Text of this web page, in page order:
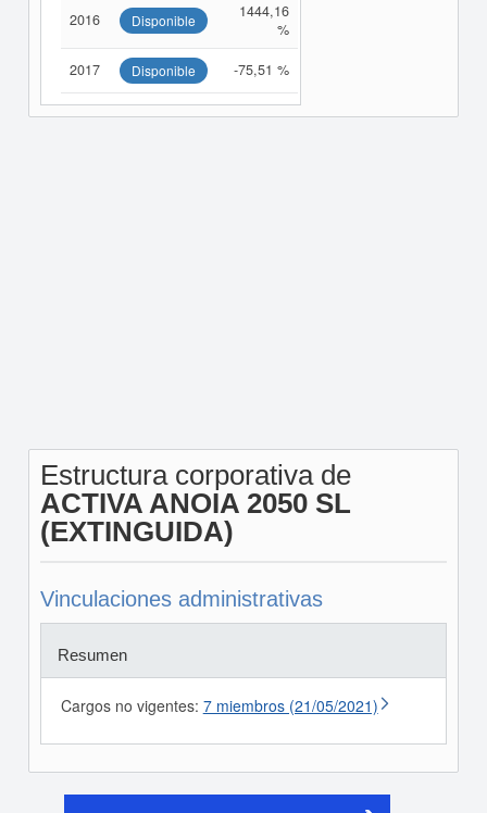
2016 Disponible
1444,16
%
2017 Disponible -75,51 %
Estructura corporativa de
ACTIVA ANOIA 2050 SL
(EXTINGUIDA)
Vinculaciones administrativas
Resumen
Cargos no vigentes: 7 miembros (21/05/2021)